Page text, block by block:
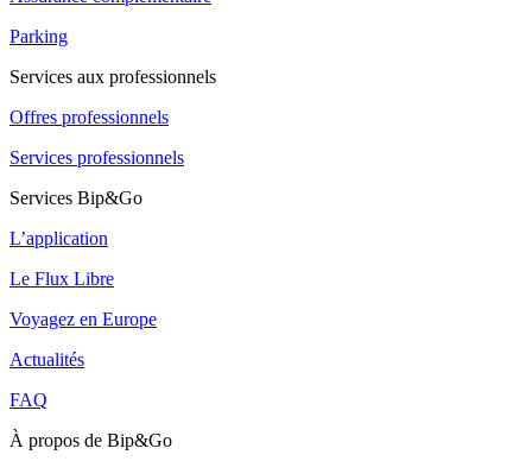
Parking
Services aux professionnels
Offres professionnels
Services professionnels
Services Bip&Go
L’application
Le Flux Libre
Voyagez en Europe
Actualités
FAQ
À propos de Bip&Go